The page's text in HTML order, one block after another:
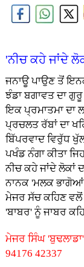
'ਨੀਚ ਕਹੇ ਜਾਂਦੇ
ਜਨਾਊ ਪਾਉਣ ਤੋਂ
ਝੰਡਾ ਬਗਾਵਤ ਦਾ
ਇਕ ਪ੍ਰਮਾਤਮਾ ਦਾ
ਪ੍ਰਚਲਤ ਰੱਬਾਂ ਦਾ
ਬਿੱਪਰਵਾਦ ਵਿਰੁੱਧ
ਪਖੰਡ ਨੰਗਾ ਕੀਤਾ
ਨੀਚ ਕਹੇ ਜਾਂਦੇ ਲੋਕਾਂ
ਨਾਨਕ 'ਮਲਕ
ਮੇਜਰ ਸੱਚ ਕਹਿਣ
'ਬਾਬਰ' ਨੂੰ ਜਾਬਰ
ਮੇਜਰ ਸਿੰਘ 'ਬੁਢਲਾਡਾ'
94176 42337